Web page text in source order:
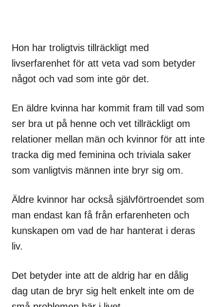
Hon har troligtvis tillräckligt med
livserfarenhet för att veta vad som betyder
något och vad som inte gör det.
En äldre kvinna har kommit fram till vad som
ser bra ut på henne och vet tillräckligt om
relationer mellan män och kvinnor för att inte
tracka dig med feminina och triviala saker
som vanligtvis männen inte bryr sig om.
Äldre kvinnor har också självförtroendet som
man endast kan få från erfarenheten och
kunskapen om vad de har hanterat i deras
liv.
Det betyder inte att de aldrig har en dålig
dag utan de bryr sig helt enkelt inte om de